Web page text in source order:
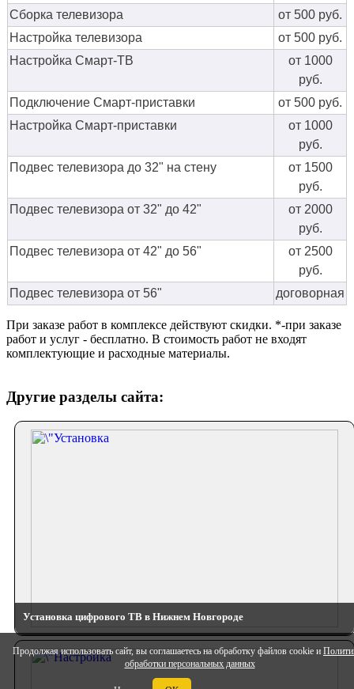
Продолжая использовать сайт, вы соглашаетесь на обработку файлов cookie и
обработки персональных данных
Сборка телевизора
от 500 руб.
Настройка телевизора
от 500 руб.
Настройка Смарт-ТВ
от 1000
руб.
Подключение Смарт-приставки
от 500 руб.
Настройка Смарт-приставки
от 1000
руб.
Подвес телевизора до 32" на стену
от 1500
руб.
Подвес телевизора от 32" до 42"
от 2000
руб.
Подвес телевизора от 42" до 56"
от 2500
руб.
Подвес телевизора от 56"
договорная
При заказе работ в комплексе действуют скидки. *-при заказе
работ и услуг - бесплатно. В стоимость работ не входят
комплектующие и расходные материалы.
Другие разделы сайта:
Установка цифрового ТВ в Нижнем Новгороде